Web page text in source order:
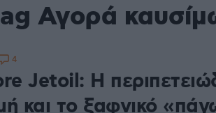
Αγορά
Jetoil: Η
και το ξαφνικό
4